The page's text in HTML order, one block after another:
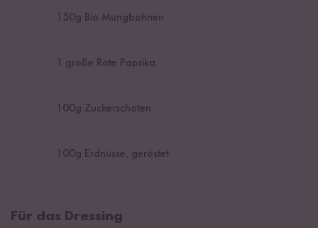
150g Bio Mungbohnen
1 große Rote Paprika
100g Zuckerschoten
100g Erdnüsse, geröstet
Für das Dressing